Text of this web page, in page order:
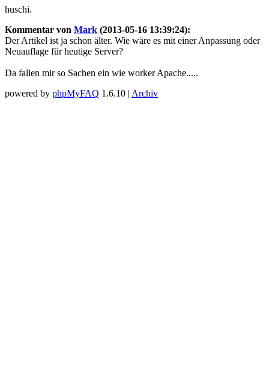
huschi.
Kommentar von Mark (2013-05-16 13:39:24):
Der Artikel ist ja schon älter. Wie wäre es mit einer Anpassung oder
Neuauflage für heutige Server?
Da fallen mir so Sachen ein wie worker Apache.....
powered by phpMyFAQ 1.6.10 | Archiv